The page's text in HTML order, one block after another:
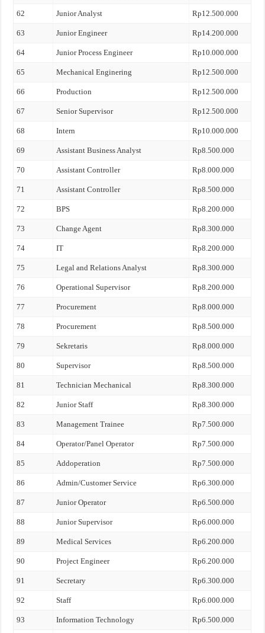
62 Junior Analyst Rp12.500.000
63 Junior Engineer Rp14.200.000
64 Junior Process Engineer Rp10.000.000
65 Mechanical Enginering Rp12.500.000
66 Production Rp12.500.000
67 Senior Supervisor Rp12.500.000
68 Intern Rp10.000.000
69 Assistant Business Analyst Rp8.500.000
70 Assistant Controller Rp8.000.000
71 Assistant Controller Rp8.500.000
72 BPS Rp8.200.000
73 Change Agent Rp8.300.000
74 IT Rp8.200.000
75 Legal and Relations Analyst Rp8.300.000
76 Operational Supervisor Rp8.200.000
77 Procurement Rp8.000.000
78 Procurement Rp8.500.000
79 Sekretaris Rp8.000.000
80 Supervisor Rp8.500.000
81 Technician Mechanical Rp8.300.000
82 Junior Staff Rp8.300.000
83 Management Trainee Rp7.500.000
84 Operator/Panel Operator Rp7.500.000
85 Addoperation Rp7.500.000
86 Admin/Customer Service Rp6.300.000
87 Junior Operator Rp6.500.000
88 Junior Supervisor Rp6.000.000
89 Medical Services Rp6.200.000
90 Project Engineer Rp6.200.000
91 Secretary Rp6.300.000
92 Staff Rp6.000.000
93 Information Technology Rp6.500.000